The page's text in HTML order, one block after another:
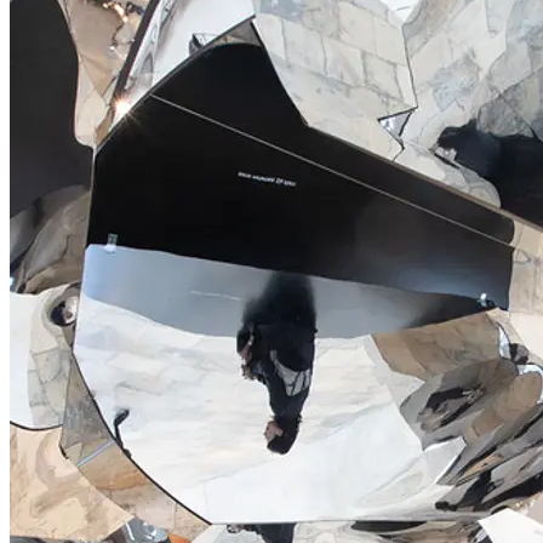
vom Surrealismus zum Abstrakten Expressionismus, von der
Figuration zur Abstraktion. Darauf folgen gestisch prozessuale
Arbeiten von David Smith, Philip Guston und Brice Marden.
Malerisch flächenbetonte Arbeiten auf Papier finden sich in Sean
Scullys monumentalem Pastell, sowie in der subtilen
Aquarellmalerei von Agnes Martin in minimalistischer
Streifenstruktur. Richard Serra begreift Zeichnung als skulpturale
Ausdrucksform, das Papier als Träger der gewichtigen
Materialität der Ölfarbe.
Ein elementarer Charakter der Sammlung Looser ist der Dialog -
der Austausch innerhalb der Kunstwerke, der Konstellationen
jenseits der Ismen und medialen Grenzen entstehen lässt. So
schlagen etwa die Zeichnungen von David Smith, Willem de
Kooning oder Al Taylor die Brücke zu ihren skulpturalen
Arbeiten und zeigen ein vitales Wechselspiel zwischen Fläche
und Raum. In Pablo Picassos Faltskulptur Sylvette von 1954 ist
Zeichnung und Skulptur vereint.
In den 1960er-Jahren hat Hubert Looser begonnen Kunst zu
sammeln. Vorwiegend haben Schweizer Positionen des
Surrealismus und des Informel Einzug in die Sammlung gehalten
– die auch den Anfang der Ausstellung in der Kunsthalle Krems
markieren ?, bevor ab den 1990er-Jahren verstärkt internationale
Kunst von Pablo Picasso bis Willem de Kooning angekauft